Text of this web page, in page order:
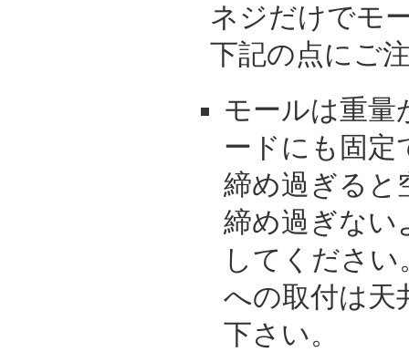
ネジだけでモ
下記の点にご
モールは重量
ードにも固定
締め過ぎると
締め過ぎない
してくださ
への取付は天
下さい。